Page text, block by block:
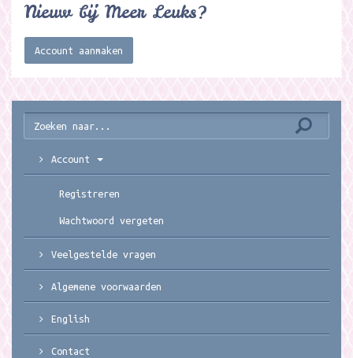
Nieuw bij Meer Leuks?
Account aanmaken
Account
Registreren
Wachtwoord vergeten
Veelgestelde vragen
Algemene voorwaarden
English
Contact